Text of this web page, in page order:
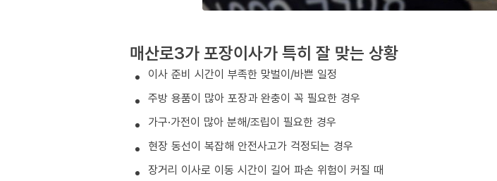
매산로3가 포장이사가 특히 잘 맞는 상황
이사 준비 시간이 부족한 맞벌이/바쁜 일정
주방 용품이 많아 포장과 완충이 꼭 필요한 경우
가구·가전이 많아 분해/조립이 필요한 경우
현장 동선이 복잡해 안전사고가 걱정되는 경우
장거리 이사로 이동 시간이 길어 파손 위험이 커질 때